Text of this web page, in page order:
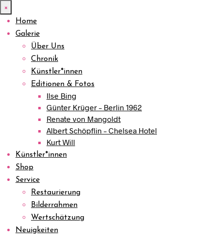
×
Home
Galerie
Über Uns
Chronik
Künstler*innen
Editionen & Fotos
Ilse Bing
Günter Krüger – Berlin 1962
Renate von Mangoldt
Albert Schöpflin – Chelsea Hotel
Kurt Will
Künstler*innen
Shop
Service
Restaurierung
Bilderrahmen
Wertschätzung
Neuigkeiten